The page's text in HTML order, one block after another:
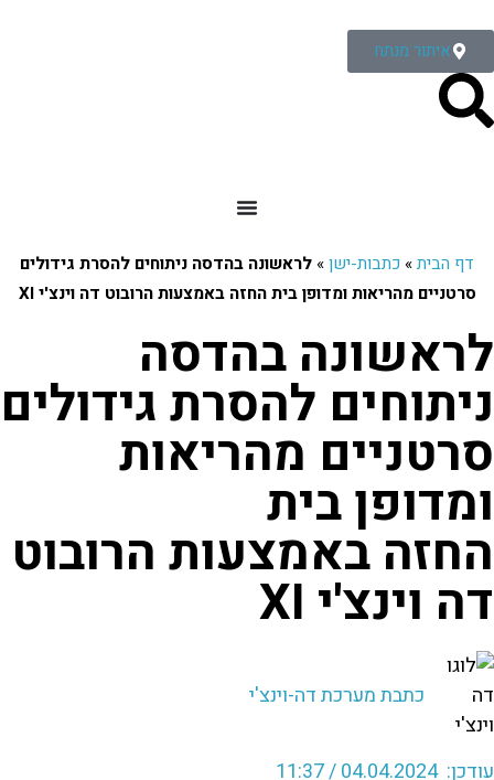
איתור מנתח
דף הבית» כתבות-ישן» לראשונה בהדסה ניתוחים להסרת גידולים
סרטניים מהריאות ומדופן בית החזה באמצעות הרובוט דה וינצ'י XI
לראשונה בהדסה
ניתוחים להסרת גידולים
סרטניים מהריאות
ומדופן בית
החזה באמצעות הרובוט
דה וינצ'י XI
כתבת מערכת דה-וינצ'י
עודכן: 04.04.2024 / 11:37